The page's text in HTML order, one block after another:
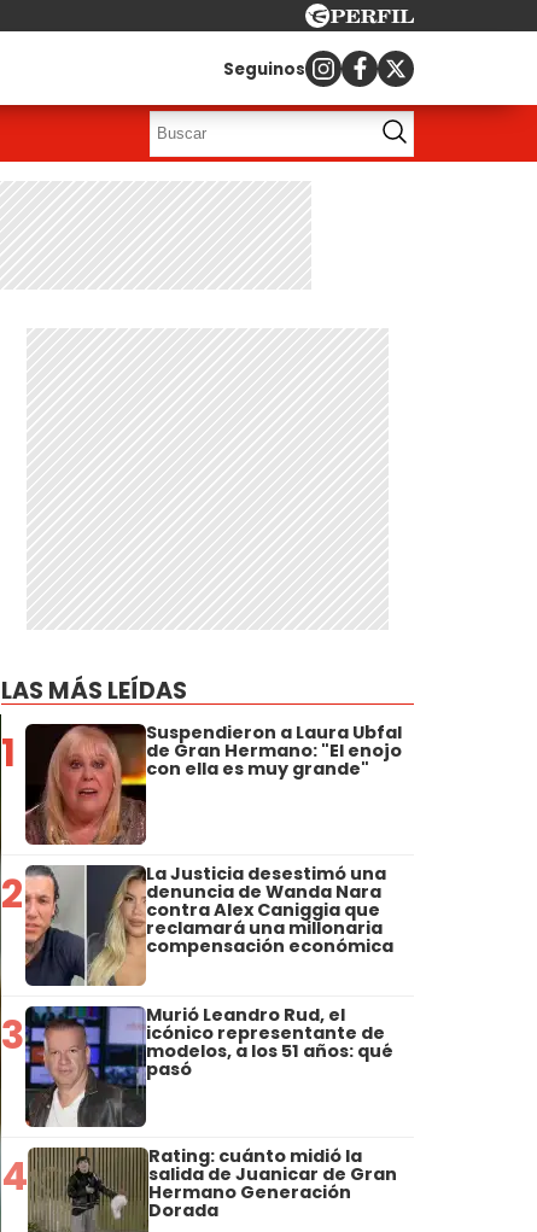
Seguinos
LAS MÁS LEÍDAS
1 Suspendieron a Laura Ubfal
de Gran Hermano: "El enojo
con ella es muy grande"
2 La Justicia desestimó una
denuncia de Wanda Nara
contra Alex Caniggia que
reclamará una millonaria
compensación económica
3 Murió Leandro Rud, el
icónico representante de
modelos, a los 51 años: qué
pasó
4 Rating: cuánto midió la
salida de Juanicar de Gran
Hermano Generación
Dorada